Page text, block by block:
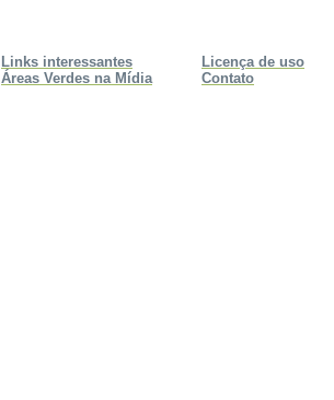
Licença de uso
Contato
Links interessantes
Áreas Verdes na Mídia